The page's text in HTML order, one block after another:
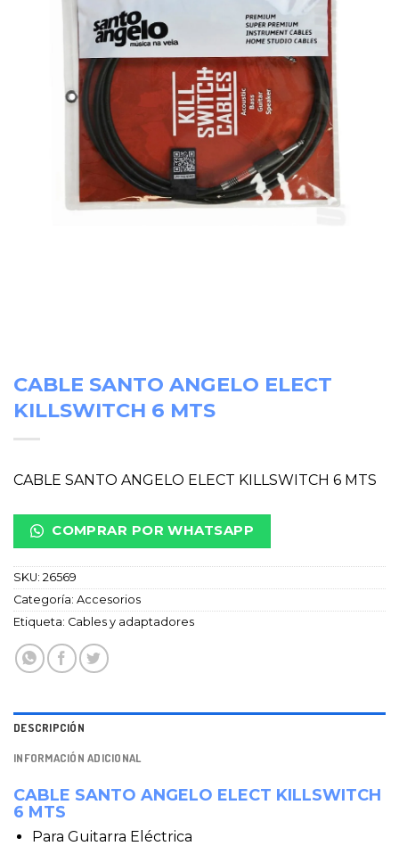
CABLE SANTO ANGELO ELECT
KILLSWITCH 6 MTS
CABLE SANTO ANGELO ELECT KILLSWITCH 6 MTS
COMPRAR POR WHATSAPP
SKU: 26569
Categoría: Accesorios
Etiqueta: Cables y adaptadores
DESCRIPCIÓN
INFORMACIÓN ADICIONAL
CABLE SANTO ANGELO ELECT KILLSWITCH
6 MTS
Para Guitarra Eléctrica